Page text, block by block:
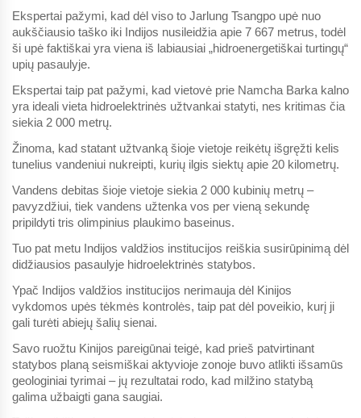
Ekspertai pažymi, kad dėl viso to Jarlung Tsangpo upė nuo
aukščiausio taško iki Indijos nusileidžia apie 7 667 metrus, todėl
ši upė faktiškai yra viena iš labiausiai „hidroenergetiškai turtingų“
upių pasaulyje.
Ekspertai taip pat pažymi, kad vietovė prie Namcha Barka kalno
yra ideali vieta hidroelektrinės užtvankai statyti, nes kritimas čia
siekia 2 000 metrų.
Žinoma, kad statant užtvanką šioje vietoje reikėtų išgręžti kelis
tunelius vandeniui nukreipti, kurių ilgis siektų apie 20 kilometrų.
Vandens debitas šioje vietoje siekia 2 000 kubinių metrų –
pavyzdžiui, tiek vandens užtenka vos per vieną sekundę
pripildyti tris olimpinius plaukimo baseinus.
Tuo pat metu Indijos valdžios institucijos reiškia susirūpinimą dėl
didžiausios pasaulyje hidroelektrinės statybos.
Ypač Indijos valdžios institucijos nerimauja dėl Kinijos
vykdomos upės tėkmės kontrolės, taip pat dėl poveikio, kurį ji
gali turėti abiejų šalių sienai.
Savo ruožtu Kinijos pareigūnai teigė, kad prieš patvirtinant
statybos planą seismiškai aktyvioje zonoje buvo atlikti išsamūs
geologiniai tyrimai – jų rezultatai rodo, kad milžino statybą
galima užbaigti gana saugiai.